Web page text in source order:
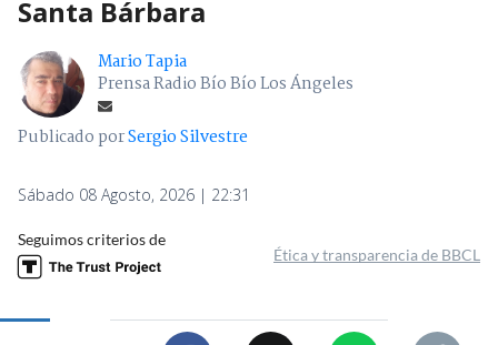
Santa Bárbara
Mario Tapia
Prensa Radio Bío Bío Los Ángeles
Publicado porSergio Silvestre
Sábado 08 Agosto, 2026 | 22:31
Seguimos criterios de
Ética y transparencia de BBCL